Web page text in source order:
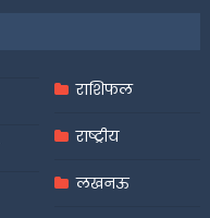
राशिफल
राष्ट्रीय
लखनऊ